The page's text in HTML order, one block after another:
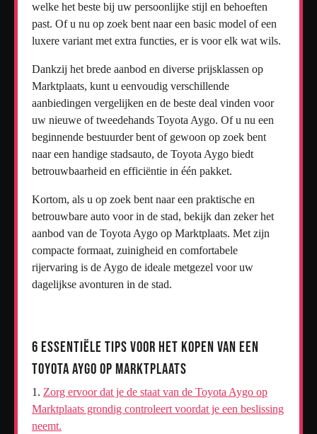
welke het beste bij uw persoonlijke stijl en behoeften
past. Of u nu op zoek bent naar een basic model of een
luxere variant met extra functies, er is voor elk wat wils.
Dankzij het brede aanbod en diverse prijsklassen op
Marktplaats, kunt u eenvoudig verschillende
aanbiedingen vergelijken en de beste deal vinden voor
uw nieuwe of tweedehands Toyota Aygo. Of u nu een
beginnende bestuurder bent of gewoon op zoek bent
naar een handige stadsauto, de Toyota Aygo biedt
betrouwbaarheid en efficiëntie in één pakket.
Kortom, als u op zoek bent naar een praktische en
betrouwbare auto voor in de stad, bekijk dan zeker het
aanbod van de Toyota Aygo op Marktplaats. Met zijn
compacte formaat, zuinigheid en comfortabele
rijervaring is de Aygo de ideale metgezel voor uw
dagelijkse avonturen in de stad.
6 Essentiële Tips voor het Kopen van een
Toyota Aygo op Marktplaats
Zorg ervoor dat je de staat van de Toyota Aygo op
Marktplaats grondig controleert voordat je een beslissing
neemt.